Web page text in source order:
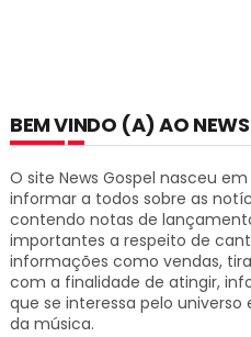
BEM VINDO (A) AO
O site News Gospel nasceu
informar a todos sobre as
contendo notas de
importantes a respeito de
informações como vendas,
com a finalidade de atingir,
que se interessa pelo
da música.